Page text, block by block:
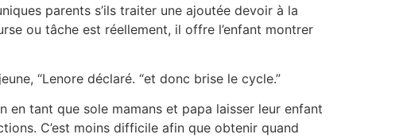
parents s’ils traiter une ajoutée devoir à la
ou tâche est réellement, il offre l’enfant montrer
“Lenore déclaré. “et donc brise le cycle.”
en tant que sole mamans et papa laisser leur enfant
C’est moins difficile afin que obtenir quand